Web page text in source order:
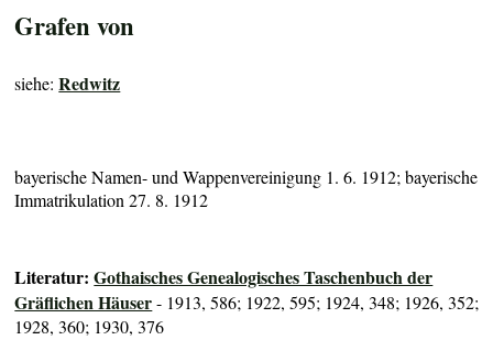
Grafen von
siehe:Redwitz
bayerische Namen- und Wappenvereinigung 1. 6. 1912; bayerische
Immatrikulation 27. 8. 1912
Literatur:Gothaisches Genealogisches Taschenbuch der
Gräflichen Häuser- 1913, 586; 1922, 595; 1924, 348; 1926, 352;
1928, 360; 1930, 376